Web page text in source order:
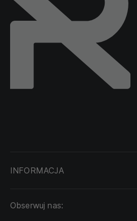
INFORMACJA
DOSTAWA I PŁATNOŚĆ
Obserwuj nas: